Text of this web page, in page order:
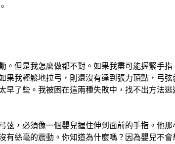
。但是我怎麼做都不對。如果我盡可能握緊手
果我輕鬆地拉弓，則還沒有達到張力頂點，弓弦
早了些。我被困在這兩種失敗中，找不出方法逃
弦，必須像一個嬰兒握住伸到面前的手指。他
有絲毫的震動。你知道為什麼嗎？因為嬰兒不